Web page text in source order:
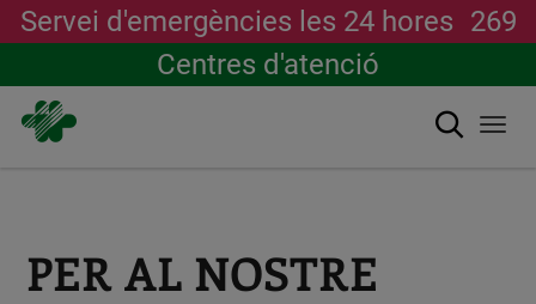
Servei d'emergències les 24 hores 269
Centres d'atenció
Cerca
PER AL NOSTRE